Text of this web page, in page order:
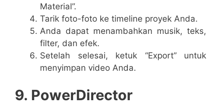
Material”.
Tarik foto-foto ke timeline proyek Anda.
Anda dapat menambahkan musik, teks,
filter, dan efek.
Setelah selesai, ketuk “Export” untuk
menyimpan video Anda.
9. PowerDirector